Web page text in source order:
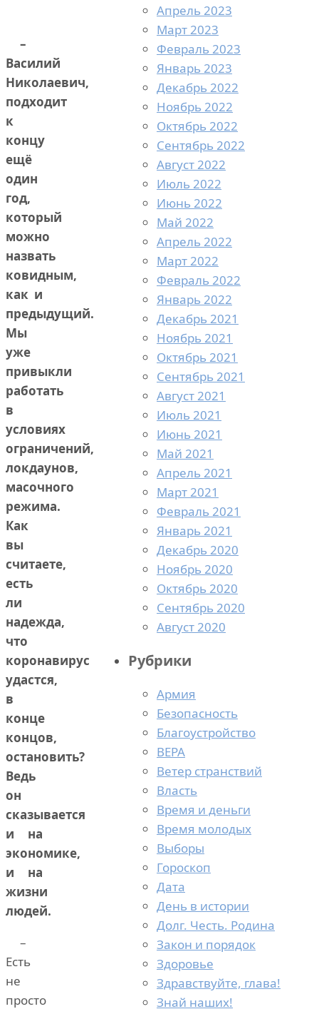
–
Василий
Николаевич,
подходит
к
концу
ещё
один
год,
который
можно
назвать
ковидным,
как и
предыдущий.
Мы
уже
привыкли
работать
в
условиях
ограничений,
локдаунов,
масочного
режима.
Как
вы
считаете,
есть
ли
надежда,
что
коронавирус
удастся,
в
конце
концов,
остановить?
Ведь
он
сказывается
и на
экономике,
и на
жизни
людей.
–
Есть
не
просто
Апрель 2023
Март 2023
Февраль 2023
Январь 2023
Декабрь 2022
Ноябрь 2022
Октябрь 2022
Сентябрь 2022
Август 2022
Июль 2022
Июнь 2022
Май 2022
Апрель 2022
Март 2022
Февраль 2022
Январь 2022
Декабрь 2021
Ноябрь 2021
Октябрь 2021
Сентябрь 2021
Август 2021
Июль 2021
Июнь 2021
Май 2021
Апрель 2021
Март 2021
Февраль 2021
Январь 2021
Декабрь 2020
Ноябрь 2020
Октябрь 2020
Сентябрь 2020
Август 2020
Рубрики
Армия
Безопасность
Благоустройство
ВЕРА
Ветер странствий
Власть
Время и деньги
Время молодых
Выборы
Гороскоп
Дата
День в истории
Долг. Честь. Родина
Закон и порядок
Здоровье
Здравствуйте, глава!
Знай наших!